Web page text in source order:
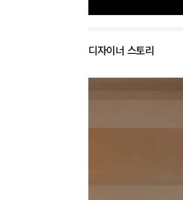
디자이너 스토리